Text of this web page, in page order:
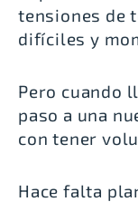
tensiones de
difíciles y
Pero cuando
paso a una
con tener
Hace falta